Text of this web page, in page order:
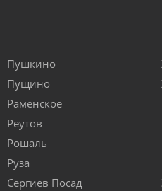
Пушкино
Пущино
Раменское
Реутов
Рошаль
Руза
Сергиев Посад